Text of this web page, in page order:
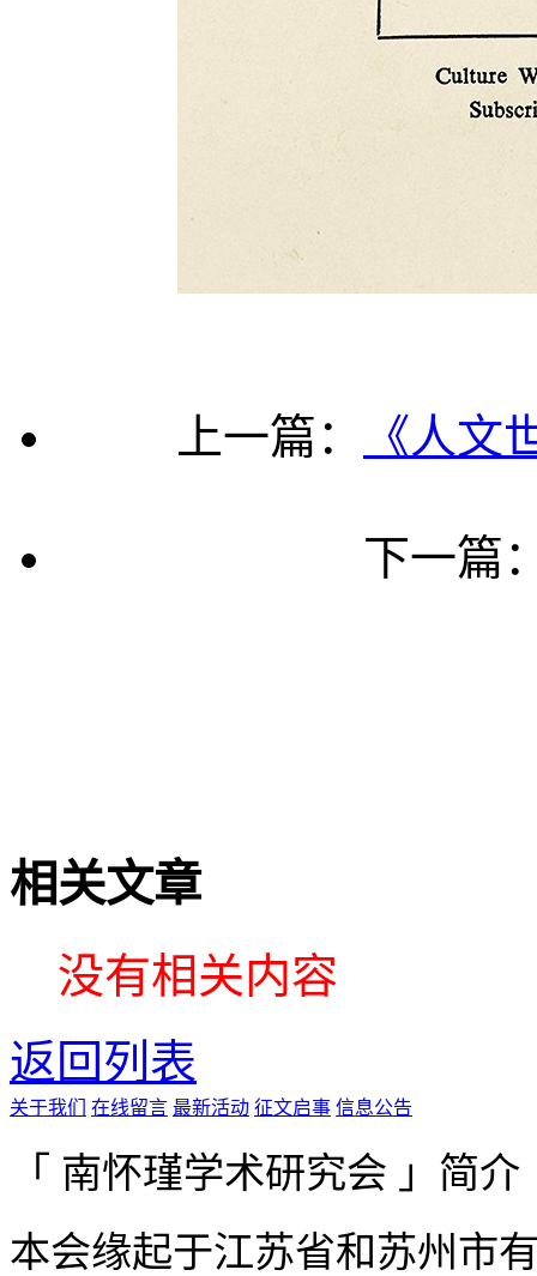
上一篇： 《人文
下一篇
相关文章
没有相关内容
返回列表
关于我们 在线留言 最新活动 征文启事 信息公告
「 南怀瑾学术研究会 」简介
本会缘起于江苏省和苏州市